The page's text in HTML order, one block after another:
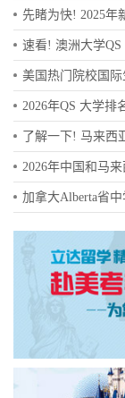
先睹为快! 2025年
速看! 澳洲大学QS
美国热门院校国
2026年QS 大学排
了解一下! 马来西
2026年中国和马
加拿大Alberta省中